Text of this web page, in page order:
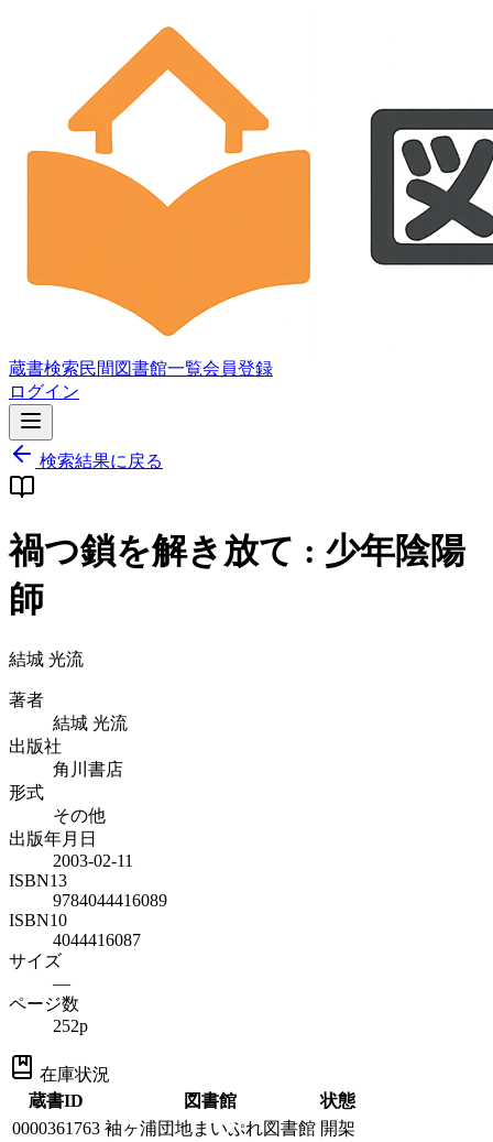
蔵書検索民間図書館一覧会員登録
ログイン
検索結果に戻る
禍つ鎖を解き放て : 少年陰陽
師
結城 光流
著者
結城 光流
出版社
角川書店
形式
その他
出版年月日
2003-02-11
ISBN13
9784044416089
ISBN10
4044416087
サイズ
—
ページ数
252p
在庫状況
蔵書ID
図書館
状態
0000361763 袖ヶ浦団地まいぷれ図書館 開架